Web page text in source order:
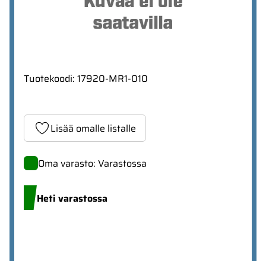
Tuotekoodi: 17920-MR1-010
Lisää omalle listalle
Oma varasto: Varastossa
Heti varastossa